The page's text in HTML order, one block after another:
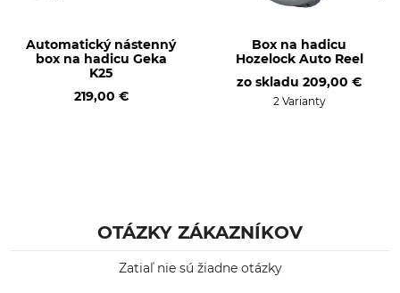
Automatický nástenný
box na hadicu Geka
K25
219,00 €
Box na hadicu
Hozelock Auto Reel
zo skladu 209,00 €
2 Varianty
OTÁZKY ZÁKAZNÍKOV
Zatiaľ nie sú žiadne otázky